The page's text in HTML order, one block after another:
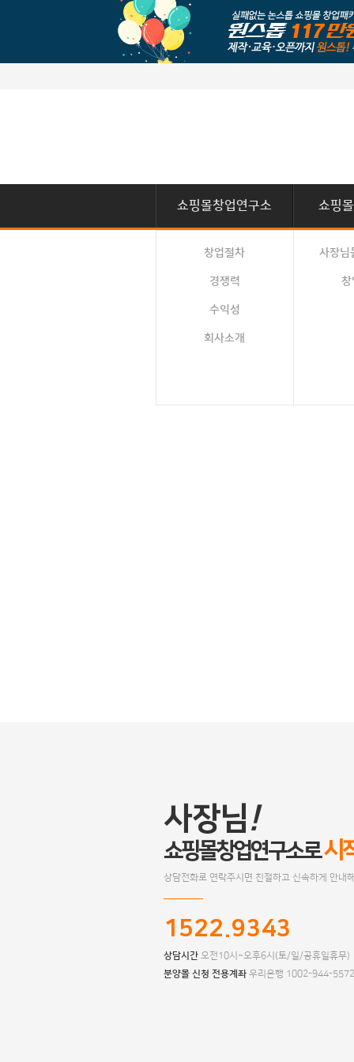
쇼핑몰창업연구소 쇼핑
창업절차
경쟁력
수익성
회사소개
사장님
사장님!
쇼핑몰창업연구소로시
상담전화로 연락주시면 친절하고 신속하게 안내
1522.9343
상담시간오전10시~오후6시(토/일/공휴일휴무)
분양몰 신청 전용계좌우리은행 1002-944-